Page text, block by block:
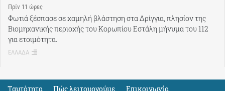
Πρίν 11 ώρες
Φωτιά ξέσπασε σε χαμηλή βλάστηση στα Δρίγγια, πλησίον της
Βιομηχανικής περιοχής του Κορωπίου Εστάλη μήνυμα του 112
για ετοιμότητα.
ΕΛΛΑΔΑ
Ταυτότητα Πώς λειτουργούμε Eπικοινωνία